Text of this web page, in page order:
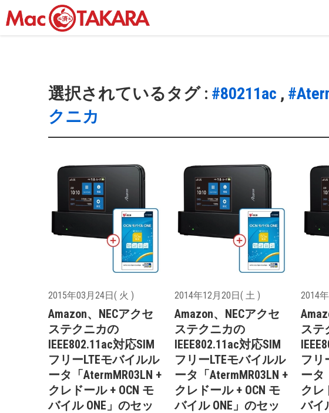
選択されているタグ : #80211ac ,
クニカ
2015年03月24日( 火 )
Amazon、NECアクセ
ステクニカの
IEEE802.11ac対応SIM
フリーLTEモバイルル
ータ「AtermMR03LN +
クレドール + OCN モ
バイル ONE」のセッ
2014年12月20日( 土 )
Amazon、NECアクセ
ステクニカの
IEEE802.11ac対応SIM
フリーLTEモバイルル
ータ「AtermMR03LN +
クレドール + OCN モ
バイル ONE」のセッ
2014
ステ
フリ
ータ
クレ
バイ